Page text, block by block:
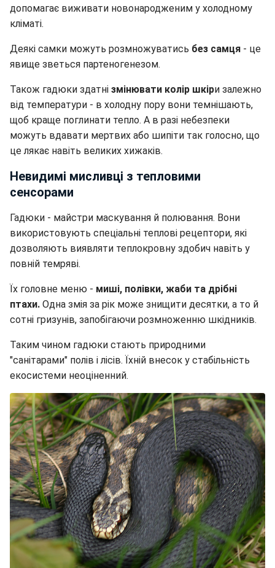
допомагає виживати новонародженим у холодному
кліматі.
Деякі самки можуть розмножуватись без самця - це
явище зветься партеногенезом.
Також гадюки здатні змінювати колір шкіри залежно
від температури - в холодну пору вони темнішають,
щоб краще поглинати тепло. А в разі небезпеки
можуть вдавати мертвих або шипіти так голосно, що
це лякає навіть великих хижаків.
Невидимі мисливці з тепловими
сенсорами
Гадюки - майстри маскування й полювання. Вони
використовують спеціальні теплові рецептори, які
дозволяють виявляти теплокровну здобич навіть у
повній темряві.
Їх головне меню - миші, полівки, жаби та дрібні
птахи. Одна змія за рік може знищити десятки, а то й
сотні гризунів, запобігаючи розмноженню шкідників.
Таким чином гадюки стають природними
"санітарами" полів і лісів. Їхній внесок у стабільність
екосистеми неоціненний.